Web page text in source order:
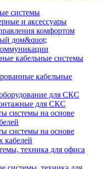
системы
и аксессуары
комфортом
дом&quot;
кабельные системы
кабельные
для СКС
для СКС
системы на основе
системы на основе
кабелей
техника для офиса